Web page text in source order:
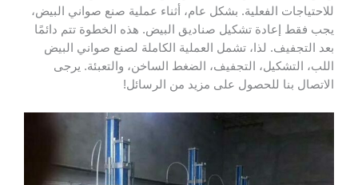
للاحتياجات الفعلية. بشكل عام، أثناء عملية صنع صواني البيض،
يجب فقط إعادة تشكيل صناديق البيض. هذه الخطوة تتم دائمًا
بعد التجفيف. لذا، تشمل العملية الكاملة لصنع صواني البيض
اللب، التشكيل، التجفيف، الضغط الساخن، والتعبئة. يرجى
الاتصال بنا للحصول على مزيد من الرسائل!